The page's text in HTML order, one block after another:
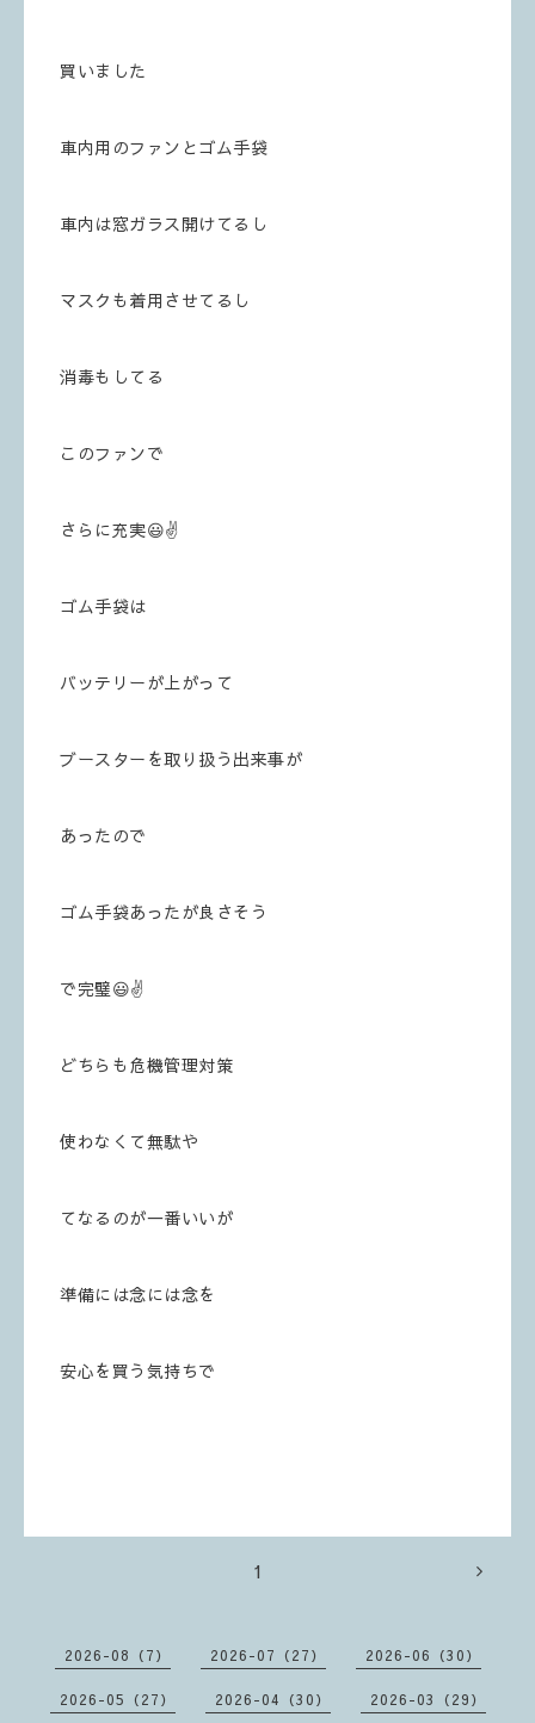
買いました
車内用のファンとゴム手袋
車内は窓ガラス開けてるし
マスクも着用させてるし
消毒もしてる
このファンで
さらに充実😃✌️
ゴム手袋は
バッテリーが上がって
ブースターを取り扱う出来事が
あったので
ゴム手袋あったが良さそう
で完璧😃✌️
どちらも危機管理対策
使わなくて無駄や
てなるのが一番いいが
準備には念には念を
安心を買う気持ちで
1
2026-08（7） 2026-07（27） 2026-06（30）
2026-05（27） 2026-04（30） 2026-03（29）